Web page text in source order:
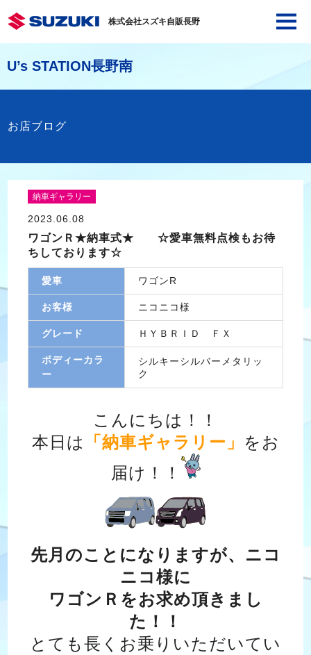
株式会社スズキ自販長野
U’s STATION長野南
お店ブログ
納車ギャラリー
2023.06.08
ワゴンＲ★納車式★ ☆愛車無料点検もお待
ちしております☆
愛車 ワゴンR
お客様 ニコニコ様
グレード ＨＹＢＲＩＤ ＦＸ
ボディーカラ
ー
シルキーシルバーメタリッ
ク
こんにちは！！
本日は
「納車ギャラリー」 をお
届け！！
先月のことになりますが、ニコ
ニコ様に
ワゴンＲをお求め頂きまし
た！！
とても長くお乗りいただいてい